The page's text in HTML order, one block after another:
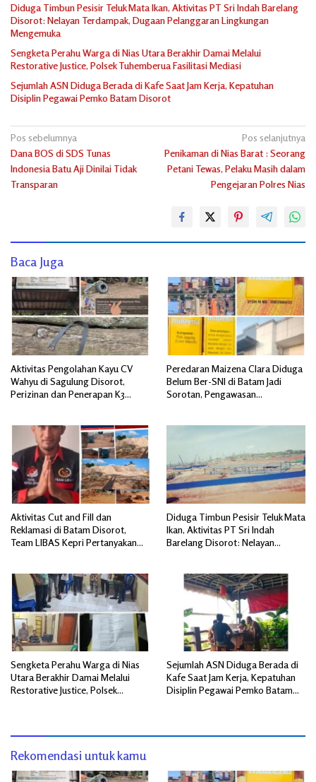
Diduga Timbun Pesisir Teluk Mata Ikan, Aktivitas PT Sri Indah Barelang
Disorot: Nelayan Terdampak, Dugaan Pelanggaran Lingkungan
Mengemuka
Sengketa Perahu Warga di Nias Utara Berakhir Damai Melalui
Restorative Justice, Polsek Tuhemberua Fasilitasi Mediasi
Sejumlah ASN Diduga Berada di Kafe Saat Jam Kerja, Kepatuhan
Disiplin Pegawai Pemko Batam Disorot
Navigasi
pos
Pos sebelumnya
Dana BOS di SDS Tunas
Indonesia Batu Aji Dinilai Tidak
Transparan
Pos selanjutnya
Penikaman di Nias Barat : Seorang
Petani Tewas, Pelaku Masih dalam
Pengejaran Polres Nias
Baca Juga
Aktivitas Pengolahan Kayu CV
Wahyu di Sagulung Disorot,
Perizinan dan Penerapan K3
Peredaran Maizena Clara Diduga
Belum Ber-SNI di Batam Jadi
Sorotan, Pengawasan
Aktivitas Cut and Fill dan
Reklamasi di Batam Disorot,
Team LIBAS Kepri Pertanyakan
Diduga Timbun Pesisir Teluk Mata
Ikan, Aktivitas PT Sri Indah
Barelang Disorot: Nelayan
Sengketa Perahu Warga di Nias
Utara Berakhir Damai Melalui
Restorative Justice, Polsek
Sejumlah ASN Diduga Berada di
Kafe Saat Jam Kerja, Kepatuhan
Disiplin Pegawai Pemko Batam
Rekomendasi untuk kamu